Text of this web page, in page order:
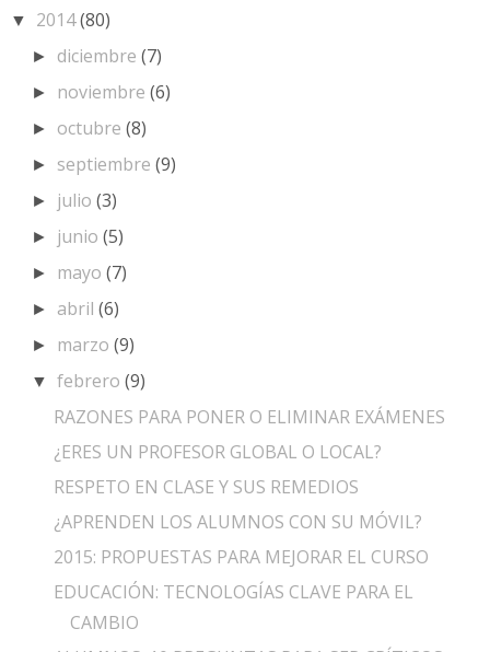
▼ 2014(80)
► diciembre(7)
► noviembre(6)
► octubre(8)
► septiembre(9)
► julio(3)
► junio(5)
► mayo(7)
► abril(6)
► marzo(9)
▼febrero(9)
RAZONES PARA PONER O ELIMINAR EXÁMENES
¿ERES UN PROFESOR GLOBAL O LOCAL?
RESPETO EN CLASE Y SUS REMEDIOS
¿APRENDEN LOS ALUMNOS CON SU MÓVIL?
2015: PROPUESTAS PARA MEJORAR EL CURSO
EDUCACIÓN: TECNOLOGÍAS CLAVE PARA EL
CAMBIO